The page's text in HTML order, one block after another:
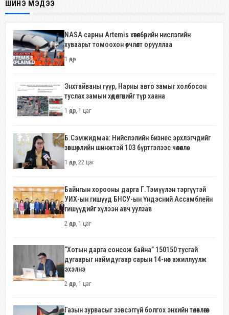
ШИНЭ МЭДЭЭ
NASA сарны Artemis хөтөлбөрийн нислэгийн
хуваарьт томоохон өөрчлөлт орууллаа
1 өдөр
Энхтайваны гүүр, Нарны авто замыг холбосон
туслах замын хөдөлгөөнийг түр хаана
1 өдөр, 1 цаг
Б.Сэмжидмаа: Нийслэлийн бизнес эрхлэгчдийг
зөвшөөрлийн шинжтэй 103 бүртгэлээс чөлөөллөө
1 өдөр, 22 цаг
Байнгын хорооны дарга Г.Тэмүүлэн тэргүүтэй
УИХ-ын гишүүд БНСУ-ын Үндэсний Ассамблейн
гишүүдийг хүлээн авч уулзав
2 өдөр, 1 цаг
“Хотын дарга сонсож байна” 150150 тусгай
дугаарыг наймдугаар сарын 14-нөөс ажиллуулж
эхэлнэ
2 өдөр, 1 цаг
Газын зурвасыг зэвсэггүй болгох энхийн төлөвлөгөөг